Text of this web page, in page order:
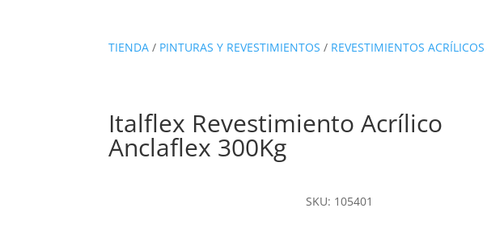
TIENDA / PINTURAS Y REVESTIMIENTOS / REVESTIMIENTOS ACRÍLICOS
Italflex Revestimiento Acrílico
Anclaflex 300Kg
SKU: 105401